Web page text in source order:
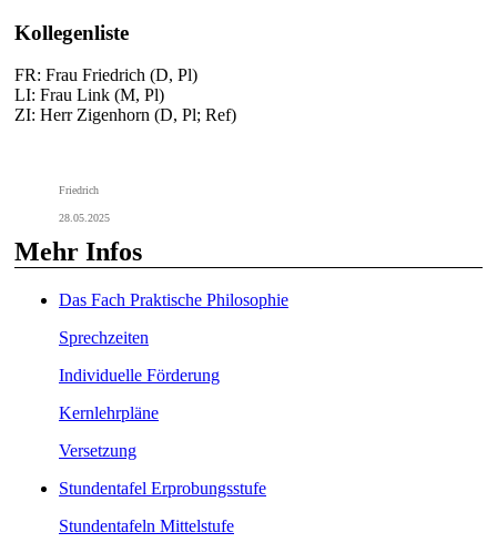
Kollegenliste
FR: Frau Friedrich (D, Pl)
LI: Frau Link (M, Pl)
ZI: Herr Zigenhorn (D, Pl; Ref)
Friedrich
28.05.2025
Mehr Infos
Das Fach Praktische Philosophie
Sprechzeiten
Individuelle Förderung
Kernlehrpläne
Versetzung
Stundentafel Erprobungsstufe
Stundentafeln Mittelstufe